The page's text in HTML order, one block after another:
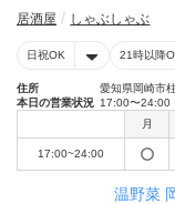
居酒屋 しゃぶしゃぶ
日祝OK 21時以降
住所
愛知県岡崎市
本日の営業状況 17:00〜24:00
月
17:00~24:00
温野菜